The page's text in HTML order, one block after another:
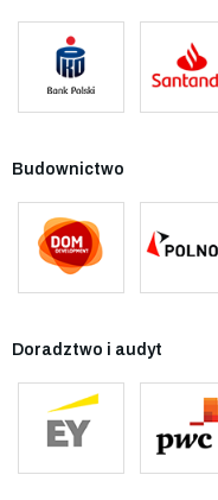
Budownictwo
Doradztwo i audyt